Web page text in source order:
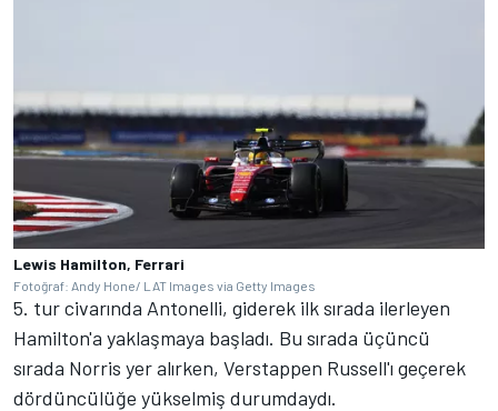
Lewis Hamilton, Ferrari
Fotoğraf: Andy Hone/ LAT Images via Getty Images
5. tur civarında Antonelli, giderek ilk sırada ilerleyen
Hamilton'a yaklaşmaya başladı. Bu sırada üçüncü
sırada Norris yer alırken, Verstappen Russell'ı geçerek
dördüncülüğe yükselmiş durumdaydı.